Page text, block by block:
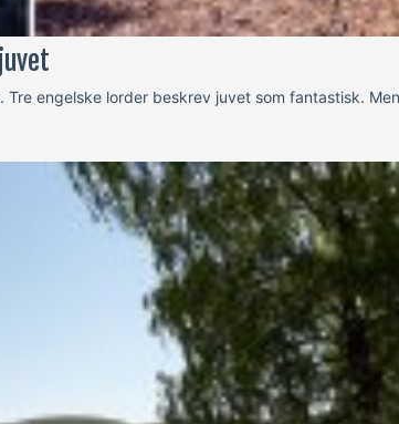
engelske lorder beskrev juvet som fantastisk.